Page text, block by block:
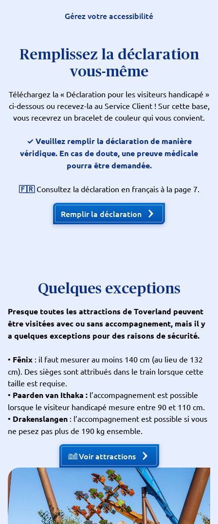
Gérez votre accessibilité
Remplissez la déclaration
vous-même
Téléchargez la « Déclaration pour les visiteurs handicapé »
ci-dessous ou recevez-la au Service Client ! Sur cette base,
vous recevrez un bracelet de couleur qui vous convient.
✓ Veuillez remplir la déclaration de manière
véridique. En cas de doute, une preuve médicale
pourra être demandée.
🇫🇷 Consultez la déclaration en français à la page 7.
Remplir la déclaration
Quelques exceptions
Presque toutes les attractions de Toverland peuvent
être visitées avec ou sans accompagnement, mais il y
a quelques exceptions pour des raisons de sécurité.
• Fēnix : il faut mesurer au moins 140 cm (au lieu de 132
cm). Des sièges sont attribués dans le train lorsque cette
taille est requise.
• Paarden van Ithaka : l’accompagnement est possible
lorsque le visiteur handicapé mesure entre 90 et 110 cm.
• Drakenslangen : l’accompagnement est possible si vous
ne pesez pas plus de 190 kg ensemble.
Voir attractions